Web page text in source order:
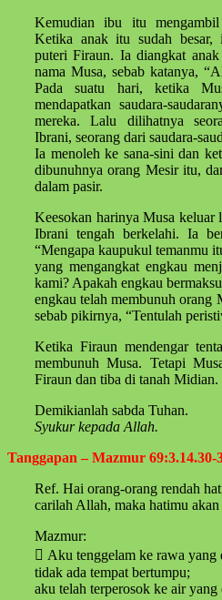
Kemudian ibu itu
Ketika anak itu sudah besar,
puteri Firaun. Ia diangkat
nama Musa, sebab katanya,
Pada suatu hari, ketika
mendapatkan saudara-
mereka. Lalu dilihatnya
Ibrani, seorang dari saudara-
Ia menoleh ke sana-sini dan
dibunuhnya orang Mesir itu,
dalam pasir.
Keesokan harinya Musa keluar
Ibrani tengah berkelahi. Ia
“Mengapa kaupukul temanmu
yang mengangkat engkau
kami? Apakah engkau
engkau telah membunuh orang
sebab pikirnya, “Tentulah
Ketika Firaun mendengar
membunuh Musa. Tetapi
Firaun dan tiba di tanah Midian.
Demikianlah sabda Tuhan.
Syukur kepada Allah.
Tanggapan – Mazmur 69:3.14.30-
Ref. Hai orang-orang rendah
carilah Allah, maka hatimu
Mazmur:
 Aku tenggelam ke rawa yang
tidak ada tempat bertumpu;
aku telah terperosok ke air yang